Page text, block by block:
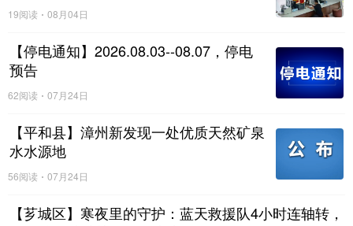
同时，大家也针对课堂细节提出优化建议：如可以增加问题
学工具，动态呈现长征路线的变化，增强课堂的直观性等。
中凝聚教学共识。
19阅读 08月04日
【停电通知】2026.08.03--08.07，停电
预告
62阅读 07月24日
【平和县】漳州新发现一处优质天然矿泉
水水源地
56阅读 07月24日
【芗城区】寒夜里的守护：蓝天救援队4小时连轴转，